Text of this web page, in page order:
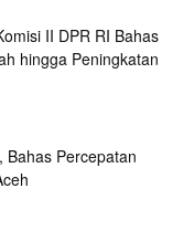
II DPR RI Bahas
hingga Peningkatan
Bahas Percepatan